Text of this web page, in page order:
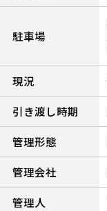
駐車場
現況
引き渡し時期
管理形態
管理会社
管理人